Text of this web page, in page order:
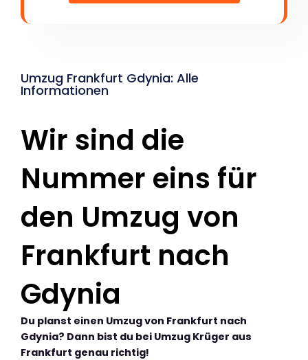
Umzug Frankfurt Gdynia: Alle
Informationen
Wir sind die
Nummer eins für
den Umzug von
Frankfurt nach
Gdynia
Du planst einen Umzug von Frankfurt nach
Gdynia? Dann bist du bei Umzug Krüger aus
Frankfurt genau richtig!